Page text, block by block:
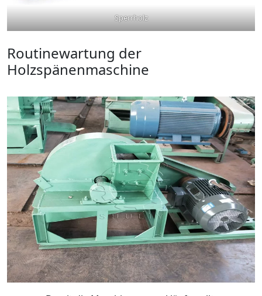
Sperrholz
Routinewartung der
Holzspänenmaschine